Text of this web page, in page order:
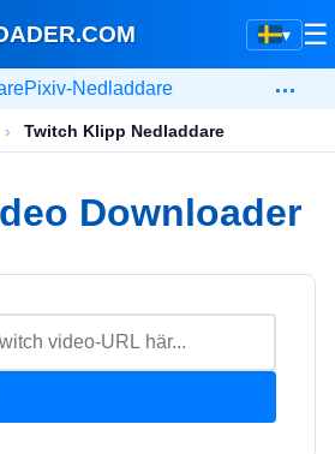
▾
.COM ☰
Pixiv-Nedladdare …
› Twitch Klipp Nedladdare
Downloader